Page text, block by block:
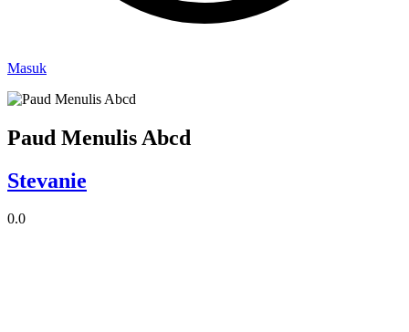
Masuk
Paud Menulis Abcd
Stevanie
0.0